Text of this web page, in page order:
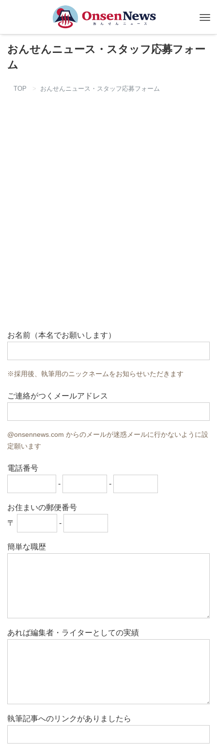
おんせんニュース・スタッフ応募フォー
ム
TOP おんせんニュース・スタッフ応募フォーム
お名前（本名でお願いします）
※採用後、執筆用のニックネームをお知らせいただきます
ご連絡がつくメールアドレス
@onsennews.com からのメールが迷惑メールに行かないように設
定願います
電話番号
-
-
お住まいの郵便番号
〒
-
簡単な職歴
あれば編集者・ライターとしての実績
執筆記事へのリンクがありましたら